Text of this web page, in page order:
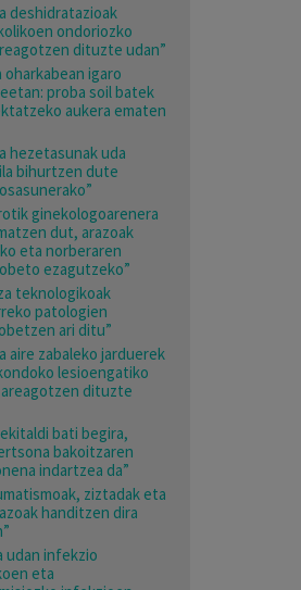
deshidratazioak
ondoriozko
dituzte udan”
oharkabean igaro
proba soil batek
aukera ematen
hezetasunak uda
bihurtzen dute
ginekologoarenera
dut, arazoak
eta norberaren
ezagutzeko”
teknologikoak
patologien
ari ditu”
aire zabaleko jarduerek
lesioengatiko
dituzte
bati begira,
bakoitzaren
indartzea da”
ziztadak eta
handitzen dira
udan infekzio
eta